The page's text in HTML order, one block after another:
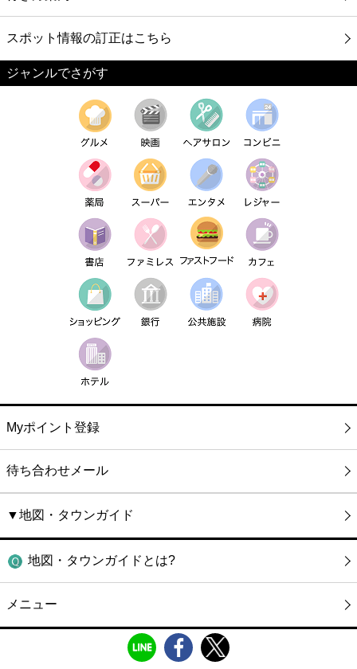
スポット情報の訂正はこちら
ジャンルでさがす
Myポイント登録
待ち合わせメール
▼地図・タウンガイド
地図・タウンガイドとは?
メニュー